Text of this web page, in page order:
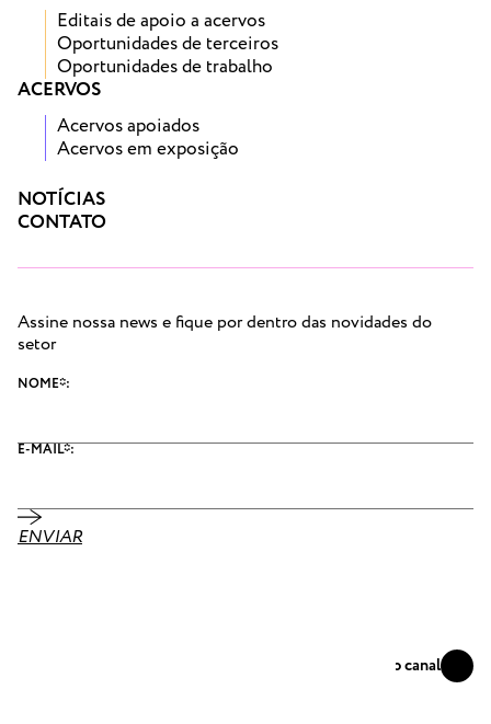
Editais de apoio a acervos
Oportunidades de terceiros
Oportunidades de trabalho
ACERVOS
Acervos apoiados
Acervos em exposição
NOTÍCIAS
CONTATO
Assine nossa news e fique por dentro das novidades do
setor
NOME*:
E-MAIL*:
ENVIAR
Acompanhe nosso canal